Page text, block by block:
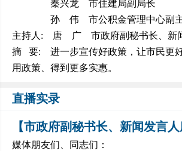
秦兴龙 市住建局副局长
孙 伟 市公积金管理中心副
主持人: 唐 广 市政府副秘书长、新
摘 要:
进一步宣传好政策，让市民更
用政策、得到更多实惠。
直播实录
【市政府副秘书长、新闻发言人
媒体朋友们、同志们：